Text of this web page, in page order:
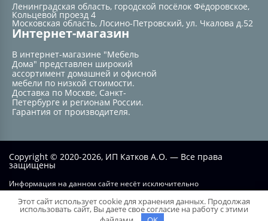
Ленинградская область, городской посёлок Фёдоровское,
Кольцевой проезд 4
Московская область, Лосино-Петровский, ул. Чкалова д.52
Интернет-магазин
В интернет-магазине "Мебель
Дома" представлен широкий
ассортимент домашней и офисной
мебели по низкой стоимости.
Доставка по Москве, Санкт-
Петербурге и регионам России.
Гарантия от производителя.
Copyright © 2020-2026, ИП Катков А.О. — Все права
защищены
Информация на данном сайте несёт исключительно
публичной офертой, определяемой положением статьи №437 ГК РФ.
Этот сайт использует cookie для хранения данных. Продолжая
использовать сайт, Вы даете свое согласие на работу с этими